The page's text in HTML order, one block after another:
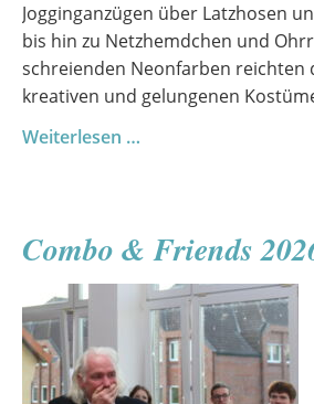
Jogginganzügen über Latzhosen
bis hin zu Netzhemdchen und
schreienden Neonfarben reichten
kreativen und gelungenen
Weiterlesen …
Combo & Friends